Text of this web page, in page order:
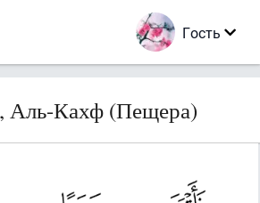
Гость
Аль-Кахф (Пещера)